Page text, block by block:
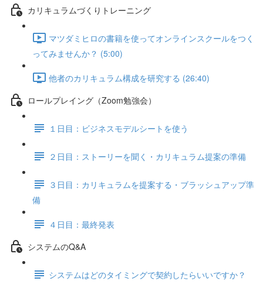
カリキュラムづくりトレーニング
マツダミヒロの書籍を使ってオンラインスクールをつく
ってみませんか？ (5:00)
他者のカリキュラム構成を研究する (26:40)
ロールプレイング（Zoom勉強会）
１日目：ビジネスモデルシートを使う
２日目：ストーリーを聞く・カリキュラム提案の準備
３日目：カリキュラムを提案する・ブラッシュアップ準
備
４日目：最終発表
システムのQ&A
システムはどのタイミングで契約したらいいですか？